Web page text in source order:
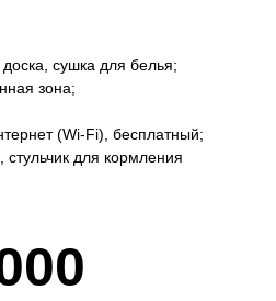
доска, сушка для белья;
зона;
(Wi-Fi), бесплатный;
стульчик для кормления